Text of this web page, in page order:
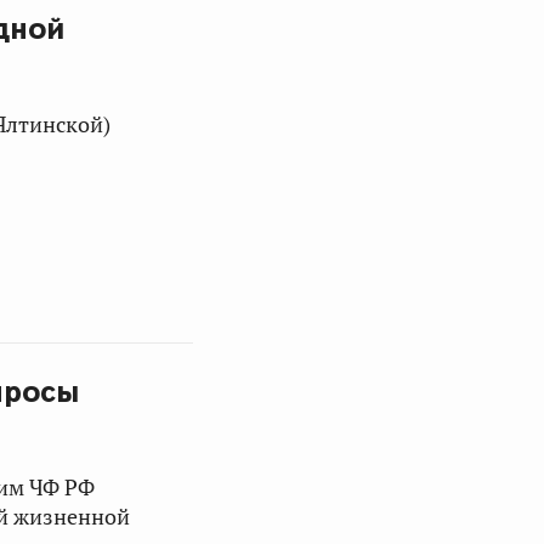
ЧФ РФ
жизненной